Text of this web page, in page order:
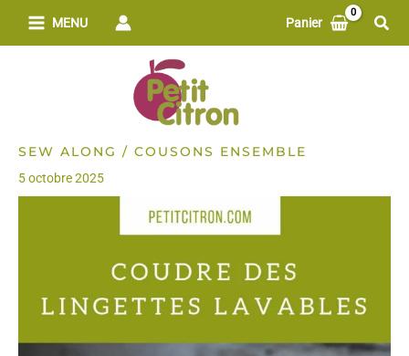
MENU Panier
SEW ALONG / COUSONS ENSEMBLE
5 octobre 2025